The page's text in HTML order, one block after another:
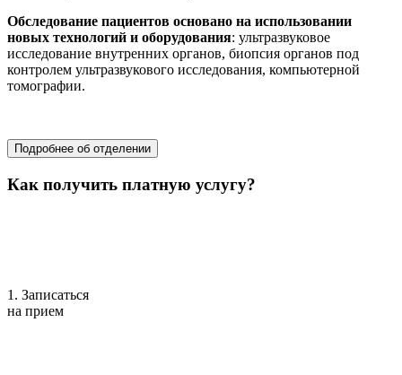
Обследование пациентов основано на использовании
новых технологий и оборудования: ультразвуковое
исследование внутренних органов, биопсия органов под
контролем ультразвукового исследования, компьютерной
томографии.
Подробнее об отделении
Как получить платную услугу?
1. Записаться
на прием